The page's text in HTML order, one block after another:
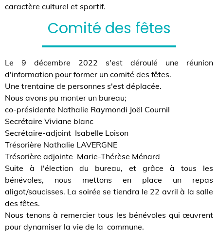
caractère culturel et sportif.
Comité des fêtes
Le 9 décembre 2022 s'est déroulé une réunion
d'information pour former un comité des fêtes.
Une trentaine de personnes s'est déplacée.
Nous avons pu monter un bureau;
co-présidente Nathalie Raymondi Joël Cournil
Secrétaire Viviane blanc
Secrétaire-adjoint Isabelle Loison
Trésorière Nathalie LAVERGNE
Trésorière adjointe Marie-Thérèse Ménard
Suite à l'élection du bureau, et grâce à tous les
bénévoles, nous mettons en place un repas
aligot/saucisses. La soirée se tiendra le 22 avril à la salle
des fêtes.
Nous tenons à remercier tous les bénévoles qui œuvrent
pour dynamiser la vie de la commune.